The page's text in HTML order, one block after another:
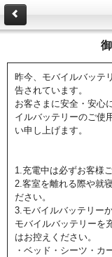
昨今、モバイルバッテ
告されています。
お客さまに安全・安心
イルバッテリーのご使
い申し上げます。
1.充電中は必ずお客様
2.客室を離れる際や就
ださい。
3.モバイルバッテリー
モバイルバッテリーを
はお控えください。
・ベッド・シーツ・カ